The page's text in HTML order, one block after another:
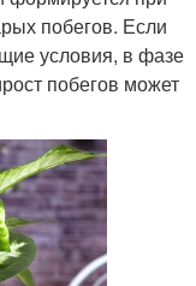
побегов. Если
условия, в фазе
побегов может